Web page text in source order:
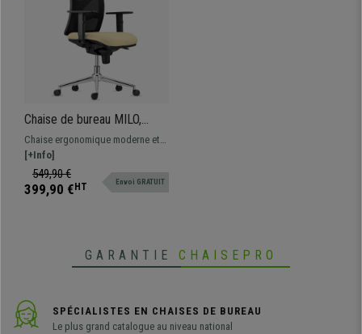
Chaise de bureau MILO,
Piétement métallique,
Accoudoirs Ajustables,
Support Lombaire, en Tissu,
Crème
Chaise ergonomique moderne et
confortable, le modèle parfait
pour une utilisation
professionnelle étant donné sa
[+Info]
549,90 €
399,90 € HT Envoi GRATUIT
GARANTIE CHAISEPRO
SPÉCIALISTES EN CHAISES DE BUREAU
Le plus grand catalogue au niveau national